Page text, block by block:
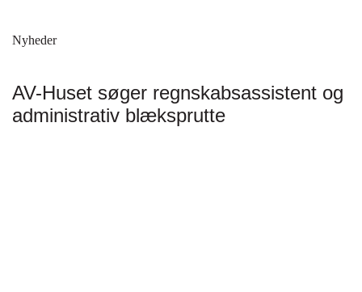
Nyheder
AV-Huset søger regnskabsassistent og
administrativ blæksprutte